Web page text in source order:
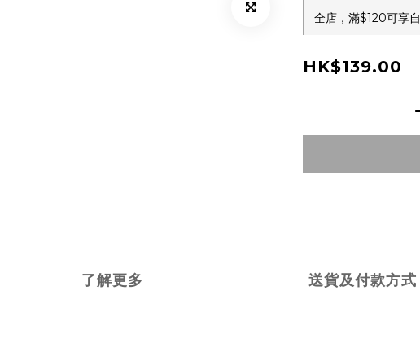
全店，滿$120可享
HK$139.00
了解更多 送貨及付款方式